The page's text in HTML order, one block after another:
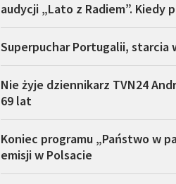
audycji „Lato z Radiem”. Kiedy
Superpuchar Portugalii, starcia
Nie żyje dziennikarz TVN24
69 lat
Koniec programu „Państwo w
emisji w Polsacie